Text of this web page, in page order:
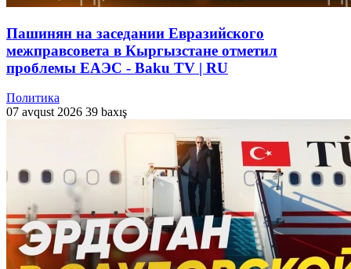
Пашинян на заседании Евразийского
межправсовета в Кыргызстане отметил
проблемы ЕАЭС - Baku TV | RU
Политика
07 avqust 2026 39 baxış